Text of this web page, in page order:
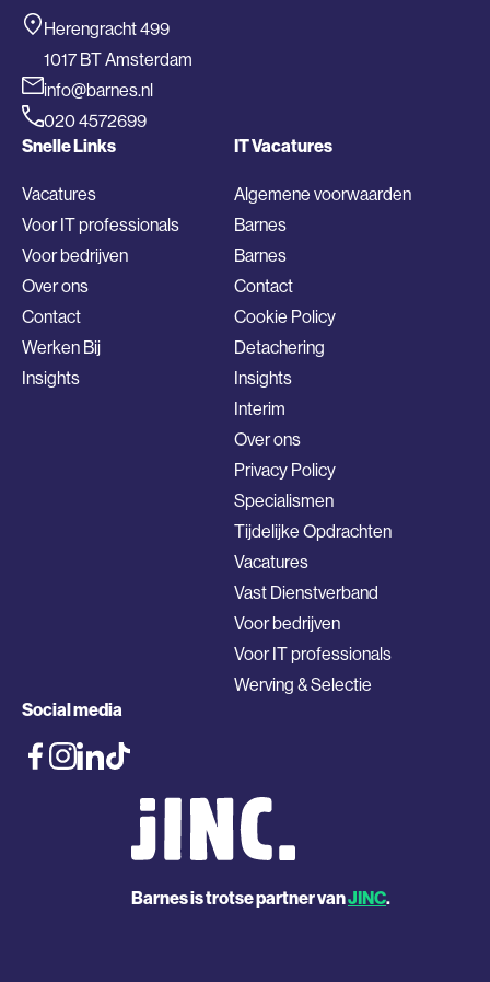
Herengracht 499
1017 BT Amsterdam
info@barnes.nl
020 4572699
Snelle Links
Vacatures
Voor IT professionals
Voor bedrijven
Over ons
Contact
Werken Bij
Insights
IT Vacatures
Algemene voorwaarden
Barnes
Barnes
Contact
Cookie Policy
Detachering
Insights
Interim
Over ons
Privacy Policy
Specialismen
Tijdelijke Opdrachten
Vacatures
Vast Dienstverband
Voor bedrijven
Voor IT professionals
Werving & Selectie
Social media
Barnes is trotse partner vanJINC.